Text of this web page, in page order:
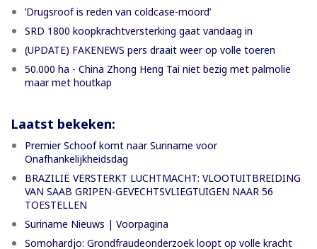
’Drugsroof is reden van coldcase-moord’
SRD 1800 koopkrachtversterking gaat vandaag in
(UPDATE) FAKENEWS pers draait weer op volle toeren
50.000 ha - China Zhong Heng Tai niet bezig met palmolie
maar met houtkap
Laatst bekeken:
Premier Schoof komt naar Suriname voor
Onafhankelijkheidsdag
BRAZILIË VERSTERKT LUCHTMACHT: VLOOTUITBREIDING
VAN SAAB GRIPEN-GEVECHTSVLIEGTUIGEN NAAR 56
TOESTELLEN
Suriname Nieuws | Voorpagina
Somohardjo: Grondfraudeonderzoek loopt op volle kracht